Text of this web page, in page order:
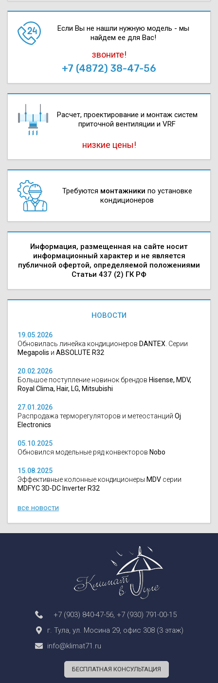
Если Вы не нашли нужную модель - мы
найдем ее для Вас!
звоните!
+7 (4872) 38-47-56
Расчет, проектирова­ние и монтаж систем
приточной вентиляции и VRF
низкие цены!
Требуются монтажники по установке
кондиционеров
Информация, размещенная на сайте носит
информационный характер и не является
публичной офертой, определяемой положениями
Статьи 437 (2) ГК РФ
НОВОСТИ
19.05.2026
Обновилась линейка кондиционеров DANTEX . Серии
Megapolis и ABSOLUTE R32
20.02.2026
Большое поступление новинок брендов Hisense, MDV,
Royal Clima, Hair, LG, Mitsubishi
27.01.2026
Распродажа терморегуляторов и метеостанций Oj
Electronics
05.10.2025
Обновился модельные ряд конвекторов Nobo
15.08.2025
Эффективные колонные кондиционеры MDV серии
MDFYC 3D-DC Inverter R32
все новости
+7 (903) 840-47-56 +7 (930) 791-00-15
г. Тула, ул. Мосина 29, офис 308 (3 этаж)
info@klimat71.ru
БЕСПЛАТНАЯ КОНСУЛЬТАЦИЯ